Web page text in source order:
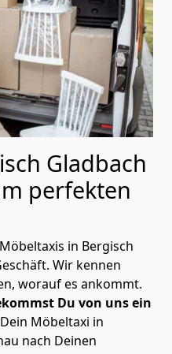
Gladbach
perfekten
in Bergisch
Wir kennen
worauf es ankommt.
Du von uns ein
Möbeltaxi in
nach Deinen